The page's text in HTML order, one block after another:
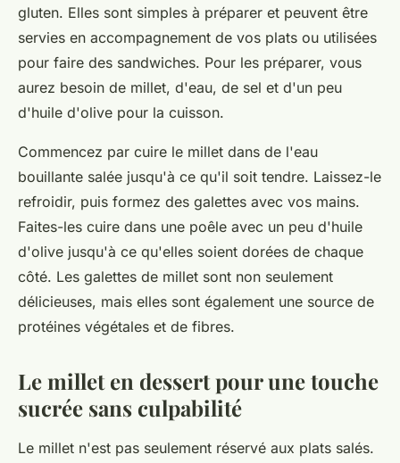
gluten. Elles sont simples à préparer et peuvent être
servies en accompagnement de vos plats ou utilisées
pour faire des sandwiches. Pour les préparer, vous
aurez besoin de millet, d'eau, de sel et d'un peu
d'huile d'olive pour la cuisson.
Commencez par cuire le millet dans de l'eau
bouillante salée jusqu'à ce qu'il soit tendre. Laissez-le
refroidir, puis formez des galettes avec vos mains.
Faites-les cuire dans une poêle avec un peu d'huile
d'olive jusqu'à ce qu'elles soient dorées de chaque
côté. Les galettes de millet sont non seulement
délicieuses, mais elles sont également une source de
protéines végétales et de fibres.
Le millet en dessert pour une touche
sucrée sans culpabilité
Le millet n'est pas seulement réservé aux plats salés.